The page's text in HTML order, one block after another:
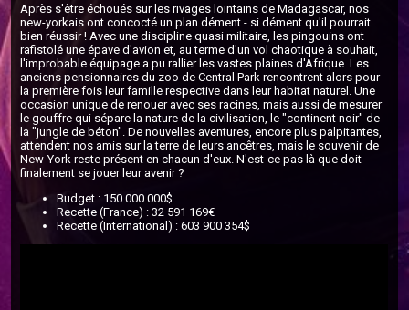
Après s'être échoués sur les rivages lointains de Madagascar, nos
new-yorkais ont concocté un plan dément - si dément qu'il pourrait
bien réussir ! Avec une discipline quasi militaire, les pingouins ont
rafistolé une épave d'avion et, au terme d'un vol chaotique à souhait,
l'improbable équipage a pu rallier les vastes plaines d'Afrique. Les
anciens pensionnaires du zoo de Central Park rencontrent alors pour
la première fois leur famille respective dans leur habitat naturel. Une
occasion unique de renouer avec ses racines, mais aussi de mesurer
le gouffre qui sépare la nature de la civilisation, le "continent noir" de
la "jungle de béton". De nouvelles aventures, encore plus palpitantes,
attendent nos amis sur la terre de leurs ancêtres, mais le souvenir de
New-York reste présent en chacun d'eux. N'est-ce pas là que doit
finalement se jouer leur avenir ?
Budget : 150 000 000$
Recette (France) : 32 591 169€
Recette (International) : 603 900 354$